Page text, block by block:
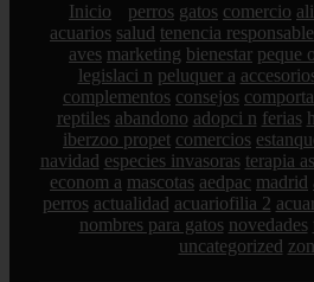
Inicio perros gatos comercio
acuarios salud tenencia responsable
aves marketing bienestar peque
legislaci n peluquer a
complementos consejos
reptiles abandono adopci n ferias
iberzoo propet comercios
navidad especies invasoras terapia
econom a mascotas aedpac madrid
perros actualidad acuariofilia 2
nombres para gatos novedades
uncategorized